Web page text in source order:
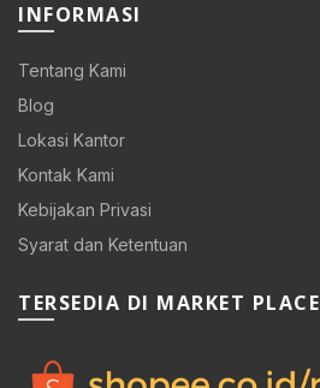
INFORMASI
Tentang Kami
Blog
Lokasi Kantor
Kontak Kami
Kebijakan Privasi
Syarat dan Ketentuan
TERSEDIA DI MARKET PLACE